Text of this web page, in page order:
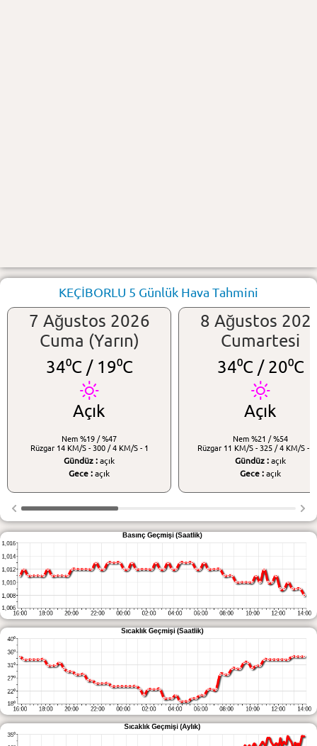
KEÇİBORLU 5 Günlük Hava Tahmini
7 Ağustos 2026
Cuma (Yarın)
34⁰C /19⁰C
Açık
Nem %19 / %47
Rüzgar 14 KM/S - 300 / 4 KM/S - 1
Gündüz : açık
Gece : açık
8 Ağustos
Cumartesi
34⁰C /20⁰C
Açık
Nem %21 / %54
Rüzgar 11 KM/S - 325 / 4 KM/S -
Gündüz : açık
Gece : açık